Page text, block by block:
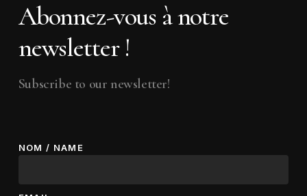
Abonnez-vous à notre
newsletter !
Subscribe to our newsletter!
NOM / NAME